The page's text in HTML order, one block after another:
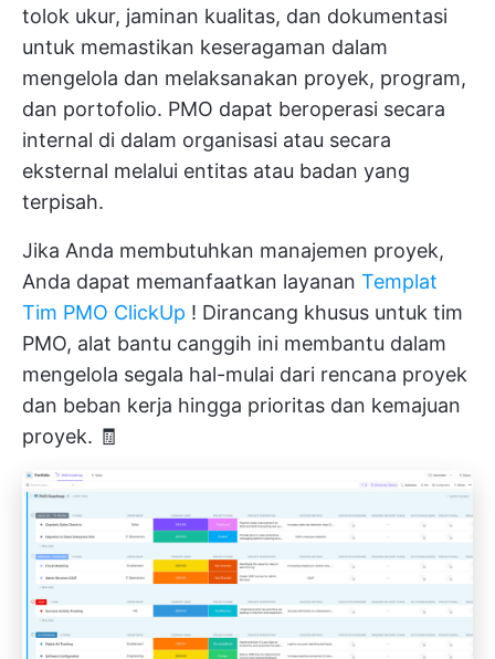
tolok ukur, jaminan kualitas, dan dokumentasi
untuk memastikan keseragaman dalam
mengelola dan melaksanakan proyek, program,
dan portofolio. PMO dapat beroperasi secara
internal di dalam organisasi atau secara
eksternal melalui entitas atau badan yang
terpisah.
Jika Anda membutuhkan manajemen proyek,
Anda dapat memanfaatkan layanan Templat
Tim PMO ClickUp ! Dirancang khusus untuk tim
PMO, alat bantu canggih ini membantu dalam
mengelola segala hal-mulai dari rencana proyek
dan beban kerja hingga prioritas dan kemajuan
proyek. 🧾